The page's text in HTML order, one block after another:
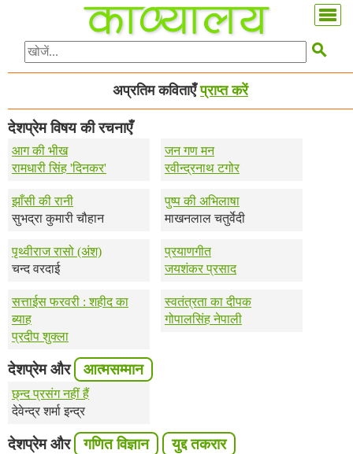

अप्रतिम कविताएँप्राप्त करें
देशप्रेम विषय की रचनाएँ
आग की भीख
रामधारी सिंह 'दिनकर'
जन गण मन
रवीन्द्रनाथ टगोर
झाँसी की रानी
सुभद्रा कुमारी चौहान
पुष्प की अभिलाषा
माखनलाल चतुर्वेदी
पृथ्वीराज रासो (अंश)
चन्द वरदाई
प्रयाणगीत
जयशंकर प्रसाद
सत्ताईस फरवरी : शहीद का
ब्याह
प्रदीप शुक्ला
स्वतंत्रता का दीपक
गोपालसिंह नेपाली
देशप्रेम और आत्मसम्मान
छ्न्द प्रसंग नहीं हैं
देवेन्द्र शर्मा इन्द्र
देशप्रेम और गणित विज्ञान युद्द तकरार